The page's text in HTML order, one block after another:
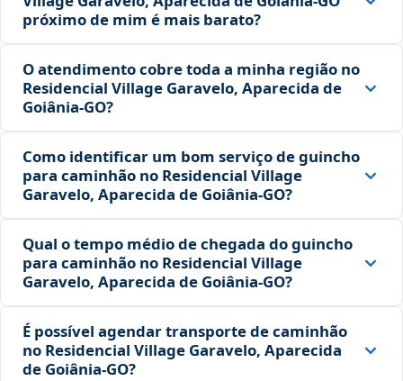
próximo de mim é mais barato?
O atendimento cobre toda a minha região no
Residencial Village Garavelo, Aparecida de
Goiânia‑GO?
Como identificar um bom serviço de guincho
para caminhão no Residencial Village
Garavelo, Aparecida de Goiânia‑GO?
Qual o tempo médio de chegada do guincho
para caminhão no Residencial Village
Garavelo, Aparecida de Goiânia‑GO?
É possível agendar transporte de caminhão
no Residencial Village Garavelo, Aparecida
de Goiânia‑GO?